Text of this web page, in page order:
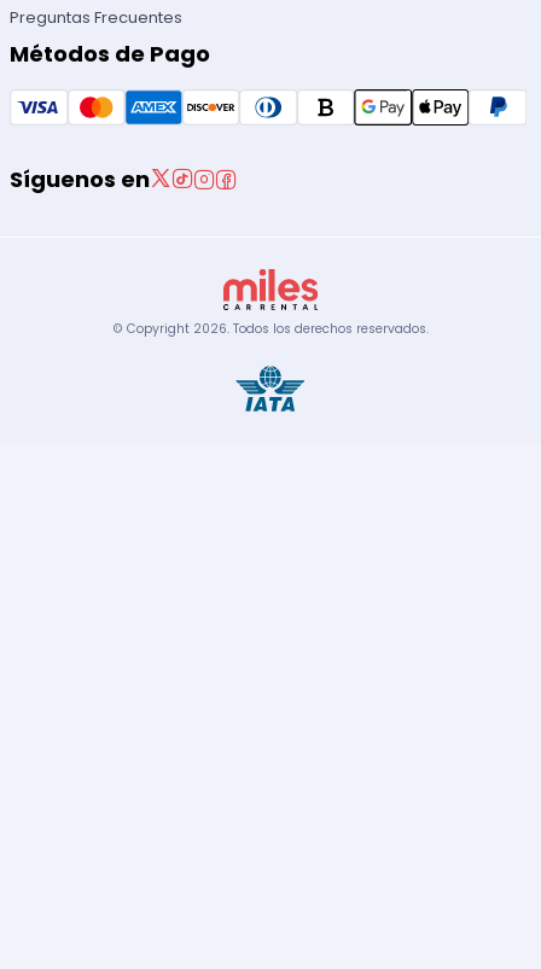
Preguntas Frecuentes
Métodos de Pago
Síguenos en
© Copyright 2026. Todos los derechos reservados.